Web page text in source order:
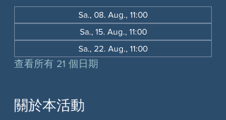
Sa., 08. Aug., 11:00
Sa., 15. Aug., 11:00
Sa., 22. Aug., 11:00
查看所有 21 個日期
關於本活動